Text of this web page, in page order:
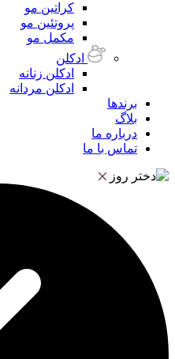
کراتین مو
پروتئین مو
مکمل مو
ادکلن
ادکلن زنانه
ادکلن مردانه
برندها
بلاگ
درباره ما
تماس با ما